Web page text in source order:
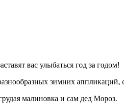
вас улыбаться год за годом!
зимних аппликаций,
малиновка и сам дед Мороз.